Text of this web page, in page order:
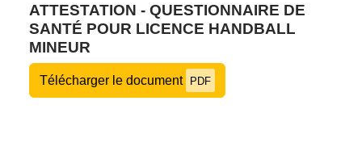
ATTESTATION - QUESTIONNAIRE DE
SANTÉ POUR LICENCE HANDBALL
MINEUR
Télécharger le document PDF